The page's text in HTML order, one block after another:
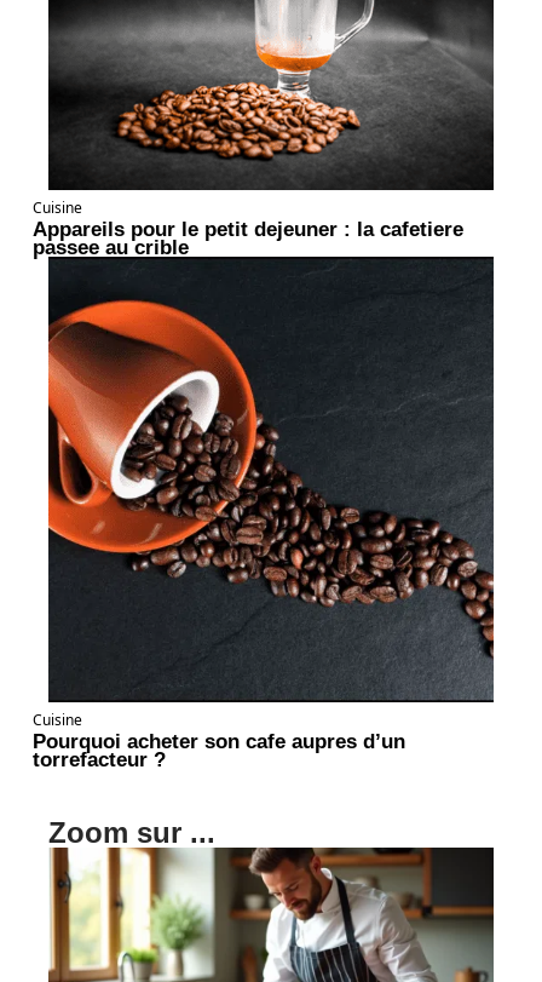
Cuisine
Appareils pour le petit dejeuner : la cafetiere
passee au crible
Cuisine
Pourquoi acheter son cafe aupres d’un
torrefacteur ?
Zoom sur ...